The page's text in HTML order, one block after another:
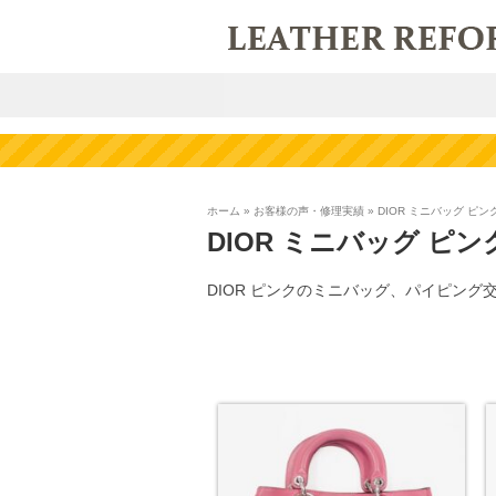
ホーム » お客様の声・修理実績 » DIOR ミニバッグ ピン
DIOR ミニバッグ ピン
DIOR ピンクのミニバッグ、パイピング